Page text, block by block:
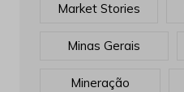
Market Stories
Minas Gerais
Mineração